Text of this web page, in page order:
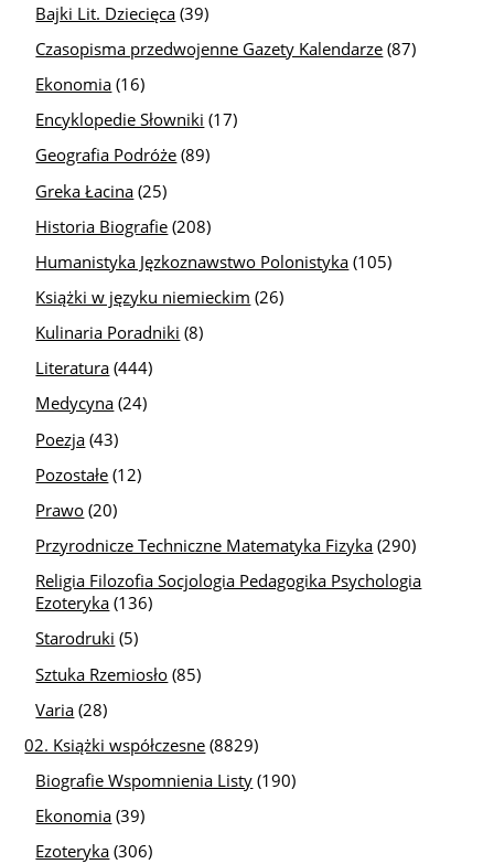
Bajki Lit. Dziecięca (39)
Czasopisma przedwojenne Gazety Kalendarze (87)
Ekonomia (16)
Encyklopedie Słowniki (17)
Geografia Podróże (89)
Greka Łacina (25)
Historia Biografie (208)
Humanistyka Jęzkoznawstwo Polonistyka (105)
Książki w języku niemieckim (26)
Kulinaria Poradniki (8)
Literatura (444)
Medycyna (24)
Poezja (43)
Pozostałe (12)
Prawo (20)
Przyrodnicze Techniczne Matematyka Fizyka (290)
Religia Filozofia Socjologia Pedagogika Psychologia
Ezoteryka (136)
Starodruki (5)
Sztuka Rzemiosło (85)
Varia (28)
02. Książki współczesne (8829)
Biografie Wspomnienia Listy (190)
Ekonomia (39)
Ezoteryka (306)